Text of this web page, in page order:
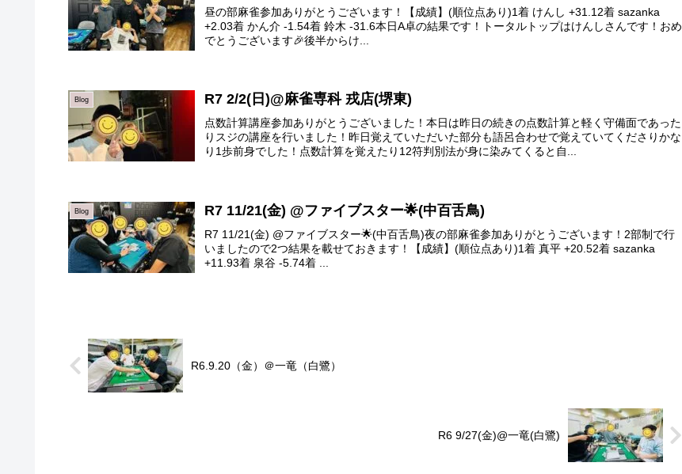
昼の部麻雀参加ありがとうございます！【成績】(順位点あり)1着 けんし +31.12着 sazanka
+2.03着 かん介 -1.54着 鈴木 -31.6本日A卓の結果です！トータルトップはけんしさんです！おめ
でとうございます🎉後半からけ...
Blog R7 2/2(日)@麻雀専科 戎店(堺東)
点数計算講座参加ありがとうございました！本日は昨日の続きの点数計算と軽く守備面であった
りスジの講座を行いました！昨日覚えていただいた部分も語呂合わせで覚えていてくださりかな
り1歩前身でした！点数計算を覚えたり12符判別法が身に染みてくると自...
Blog R7 11/21(金) @ファイブスター🌟(中百舌鳥)
R7 11/21(金) @ファイブスター🌟(中百舌鳥)夜の部麻雀参加ありがとうございます！2部制で行
いましたので2つ結果を載せておきます！【成績】(順位点あり)1着 真平 +20.52着 sazanka
+11.93着 泉谷 -5.74着 ...
R6.9.20（金）＠一竜（白鷺）
R6 9/27(金)@一竜(白鷺)